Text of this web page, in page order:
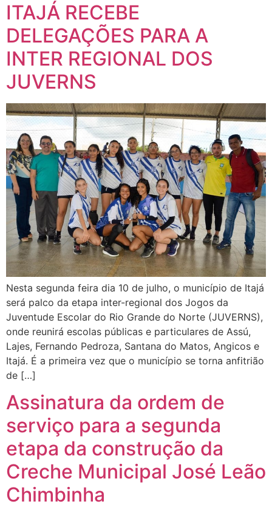
ITAJÁ RECEBE
DELEGAÇÕES PARA A
INTER REGIONAL DOS
JUVERNS
Nesta segunda feira dia 10 de julho, o município de Itajá
será palco da etapa inter-regional dos Jogos da
Juventude Escolar do Rio Grande do Norte (JUVERNS),
onde reunirá escolas públicas e particulares de Assú,
Lajes, Fernando Pedroza, Santana do Matos, Angicos e
Itajá. É a primeira vez que o município se torna anfitrião
de […]
Assinatura da ordem de
serviço para a segunda
etapa da construção da
Creche Municipal José Leão
Chimbinha